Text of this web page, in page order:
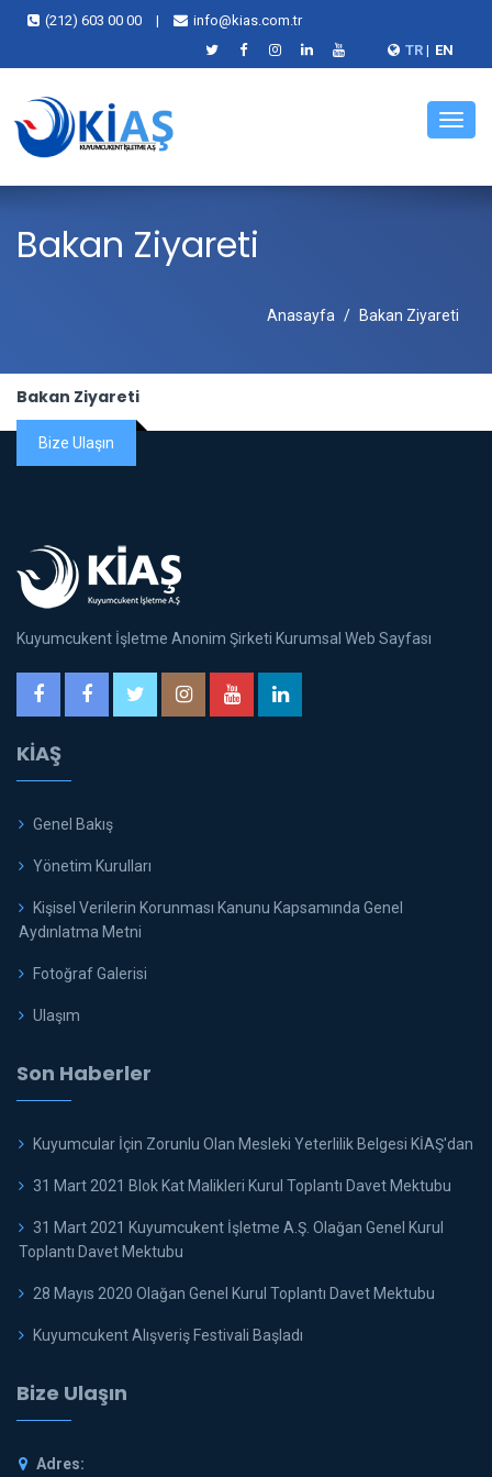
(212) 603 00 00 |
info@kias.com.tr
TR | EN
Menü
Bakan Ziyareti
Anasayfa Bakan Ziyareti
Bakan Ziyareti
Bize Ulaşın
Kuyumcukent İşletme Anonim Şirketi Kurumsal Web Sayfası
KİAŞ
Genel Bakış
Yönetim Kurulları
Kişisel Verilerin Korunması Kanunu Kapsamında Genel
Aydınlatma Metni
Fotoğraf Galerisi
Ulaşım
Son Haberler
Kuyumcular İçin Zorunlu Olan Mesleki Yeterlilik Belgesi KİAŞ'dan
31 Mart 2021 Blok Kat Malikleri Kurul Toplantı Davet Mektubu
31 Mart 2021 Kuyumcukent İşletme A.Ş. Olağan Genel Kurul
Toplantı Davet Mektubu
28 Mayıs 2020 Olağan Genel Kurul Toplantı Davet Mektubu
Kuyumcukent Alışveriş Festivali Başladı
Bize Ulaşın
Adres: